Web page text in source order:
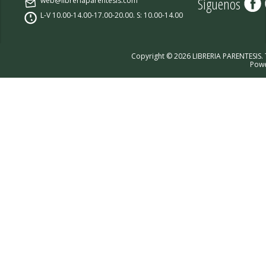
L-V 10.00-14.00-17.00-20.00. S: 10.00-14.00
Síguenos
Copyright © 2026 LIBRERIA